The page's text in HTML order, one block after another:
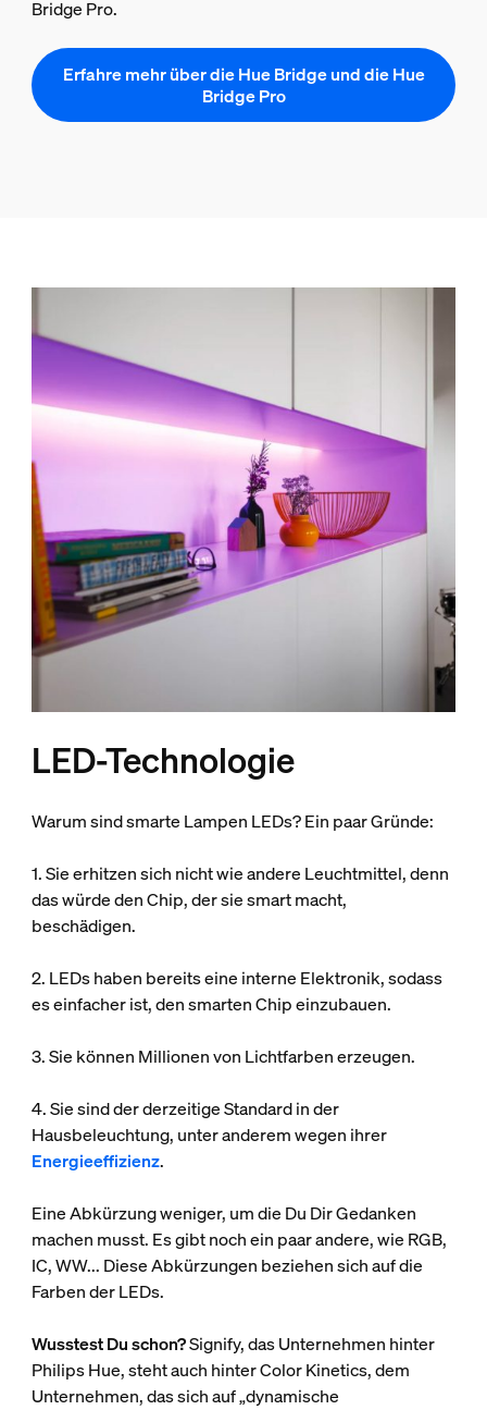
Bridge Pro.
Erfahre mehr über die Hue Bridge und die Hue
Bridge Pro
LED-Technologie
Warum sind smarte Lampen LEDs? Ein paar Gründe:
1. Sie erhitzen sich nicht wie andere Leuchtmittel, denn
das würde den Chip, der sie smart macht,
beschädigen.
2. LEDs haben bereits eine interne Elektronik, sodass
es einfacher ist, den smarten Chip einzubauen.
3. Sie können Millionen von Lichtfarben erzeugen.
4. Sie sind der derzeitige Standard in der
Hausbeleuchtung, unter anderem wegen ihrer
Energieeffizienz.
Eine Abkürzung weniger, um die Du Dir Gedanken
machen musst. Es gibt noch ein paar andere, wie RGB,
IC, WW... Diese Abkürzungen beziehen sich auf die
Farben der LEDs.
Wusstest Du schon?Signify, das Unternehmen hinter
Philips Hue, steht auch hinter Color Kinetics, dem
Unternehmen, das sich auf „dynamische